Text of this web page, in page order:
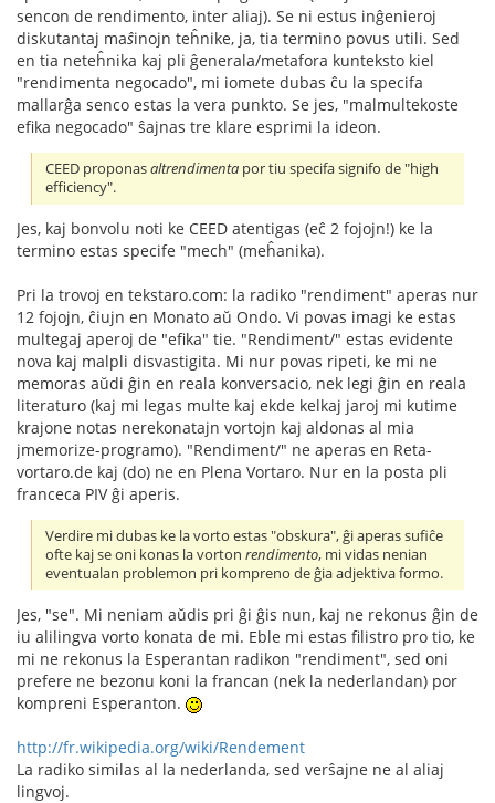
sencon de rendimento, inter aliaj). Se ni estus inĝenieroj
diskutantaj maŝinojn teĥnike, ja, tia termino povus utili. Sed
en tia neteĥnika kaj pli ĝenerala/metafora kunteksto kiel
"rendimenta negocado", mi iomete dubas ĉu la specifa
mallarĝa senco estas la vera punkto. Se jes, "malmultekoste
efika negocado" ŝajnas tre klare esprimi la ideon.
CEED proponasaltrendimenta por tiu specifa signifo de "high
efficiency".
Jes, kaj bonvolu noti ke CEED atentigas (eĉ 2 fojojn!) ke la
termino estas specife "mech" (meĥanika).
Pri la trovoj en tekstaro.com: la radiko "rendiment" aperas nur
12 fojojn, ĉiujn en Monato aŭ Ondo. Vi povas imagi ke estas
multegaj aperoj de "efika" tie. "Rendiment/" estas evidente
nova kaj malpli disvastigita. Mi nur povas ripeti, ke mi ne
memoras aŭdi ĝin en reala konversacio, nek legi ĝin en reala
literaturo (kaj mi legas multe kaj ekde kelkaj jaroj mi kutime
krajone notas nerekonatajn vortojn kaj aldonas al mia
jmemorize-programo). "Rendiment/" ne aperas en Reta-
vortaro.de kaj (do) ne en Plena Vortaro. Nur en la posta pli
franceca PIV ĝi aperis.
Verdire mi dubas ke la vorto estas "obskura", ĝi aperas sufiĉe
ofte kaj se oni konas la vortonrendimento, mi vidas nenian
eventualan problemon pri kompreno de ĝia adjektiva formo.
Jes, "se". Mi neniam aŭdis pri ĝi ĝis nun, kaj ne rekonus ĝin de
iu alilingva vorto konata de mi. Eble mi estas filistro pro tio, ke
mi ne rekonus la Esperantan radikon "rendiment", sed oni
prefere ne bezonu koni la francan (nek la nederlandan) por
kompreni Esperanton.
http://fr.wikipedia.org/wiki/Rendement
La radiko similas al la nederlanda, sed verŝajne ne al aliaj
lingvoj.